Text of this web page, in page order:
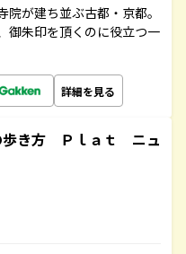
が建ち並ぶ古都・京都。
御朱印を頂くのに役立つ一
詳細を見る
き方 Ｐｌａｔ ニュ